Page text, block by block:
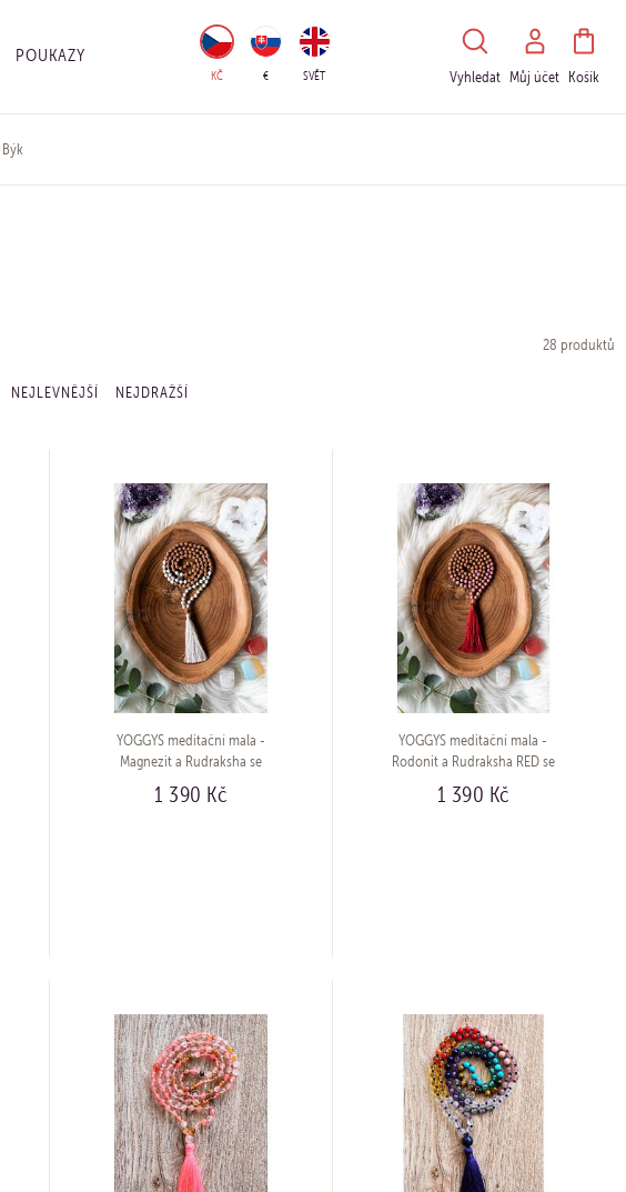
POUKAZY
KČ € SVĚT Vyhledat Můj účet Košík
Býk
NEJLEVNĚJŠÍ NEJDRAŽŠÍ
28 produktů
YOGGYS meditační mala -
Magnezit a Rudraksha se
stříbrným logem (Ag 925/1000)
1 390 Kč
YOGGYS meditační mala -
Rodonit a Rudraksha RED se
stříbrným logem (Ag 925/1000)
1 390 Kč